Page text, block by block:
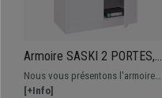
Armoire SASKI 2 PORTES,
140x90x40cm, Avec
Serrure, En Acier, Blanc
Nous vous présentons l'armoire
SASKI 2 PORTES. Il s'agit d'un
[+Info]